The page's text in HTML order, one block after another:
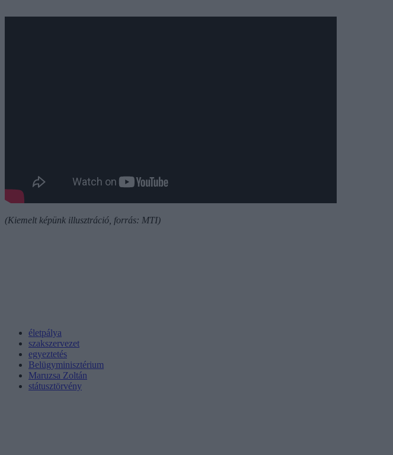
(Kiemelt képünk illusztráció, forrás: MTI)
életpálya
szakszervezet
egyeztetés
Belügyminisztérium
Maruzsa Zoltán
státusztörvény